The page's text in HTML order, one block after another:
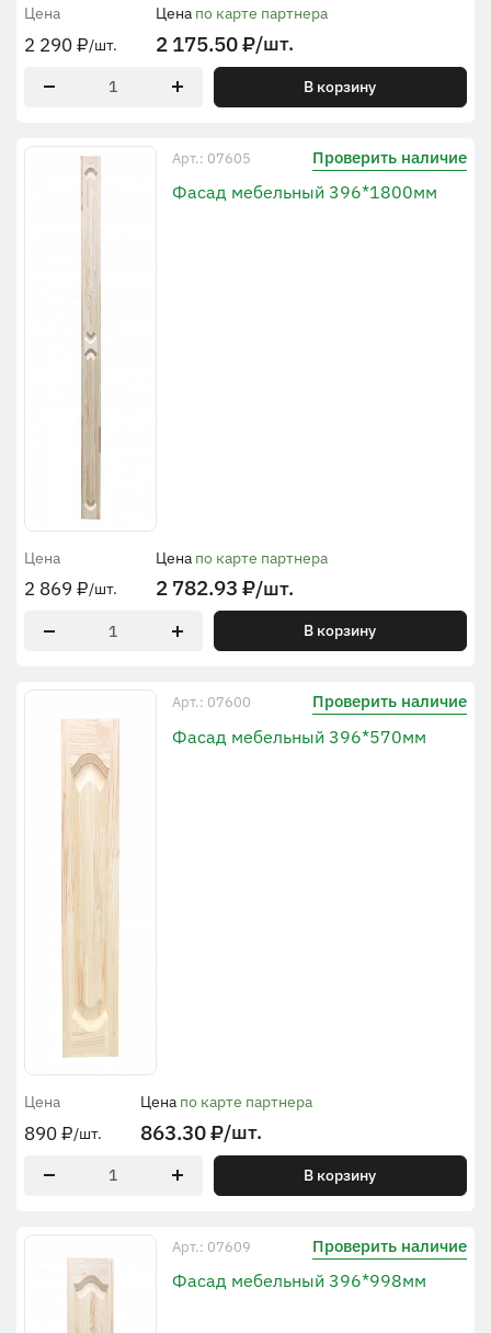
Цена
2 290₽/шт.
Цена по карте партнера
2 175.50₽/шт.
В корзину
Арт.: 07605 Проверить наличие
Фасад мебельный 396*1800мм
Цена
2 869 ₽/шт.
Цена по карте партнера
2 782.93 ₽/шт.
В корзину
Арт.: 07600 Проверить наличие
Фасад мебельный 396*570мм
Цена
890₽/шт.
Цена по карте партнера
863.30₽/шт.
В корзину
Арт.: 07609 Проверить наличие
Фасад мебельный 396*998мм